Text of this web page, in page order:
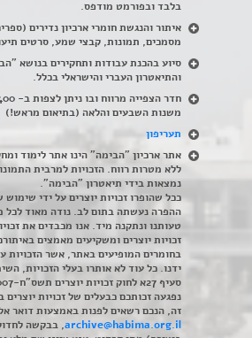
בלבד ובפורמט מודפס.
איתור והנגשת חומרי ארכיון נדירים (
מסמכים, תמונות, קבצי שמע, סרטים
סיוע בהכנת עבודות ותחקירים בנושא
והתיאטרון העברי והישראלי בכלל.
משנות השבעים והלאה (בתיאום מראש!)
תעריפון
אתר ארכיון "הבימה" הינו אתר לימוד
ללא מטרות רווח. הזכויות למרבית
נמצאות בידי תיאטרון "הבימה".
ככל שהופרו זכויות יוצרים על ידי
ההפרה נעשתה בתום לב. נודה מאוד לכל
טעותנו ונתקנה מיד. אנו מכבדים את
זכויות יוצרים ומשקיעים מאמצים
בחומרים המופיעים באתר, אשר הזכויות
ידנו. כל עוד לא אותרו בעלי הזכויות,
נפגעה זכותכם כבעלים של זכויות
זה, הנכם רשאים לפנות באמצעות דואר
archive@habima.org.il, בבקשה